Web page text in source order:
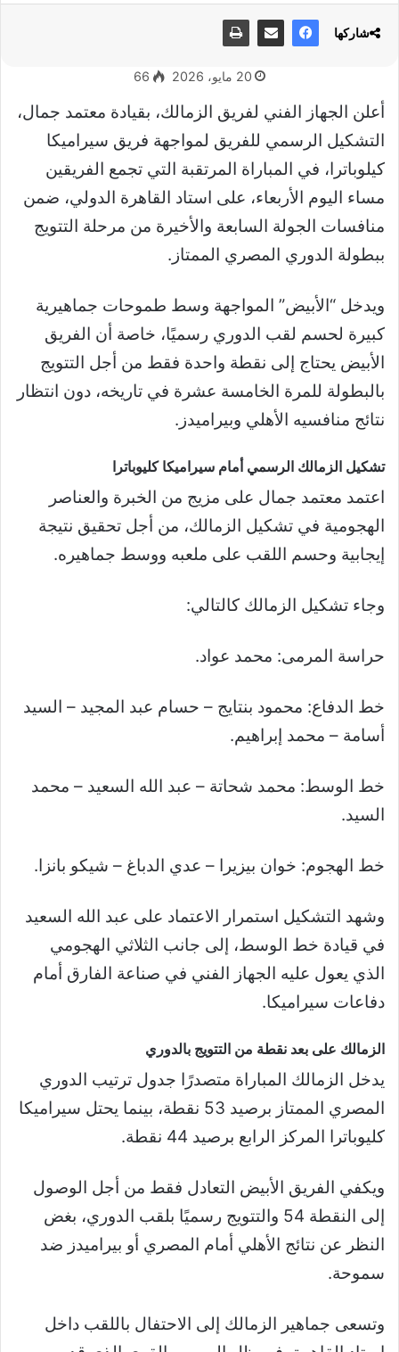
20 مايو، 2026 66
أعلن الجهاز الفني لفريق الزمالك، بقيادة معتمد جمال،
التشكيل الرسمي للفريق لمواجهة فريق سيراميكا
كيلوباترا، في المباراة المرتقبة التي تجمع الفريقين
مساء اليوم الأربعاء، على استاد القاهرة الدولي، ضمن
منافسات الجولة السابعة والأخيرة من مرحلة التتويج
ببطولة الدوري المصري الممتاز.
ويدخل “الأبيض” المواجهة وسط طموحات جماهيرية
كبيرة لحسم لقب الدوري رسميًا، خاصة أن الفريق
الأبيض يحتاج إلى نقطة واحدة فقط من أجل التتويج
بالبطولة للمرة الخامسة عشرة في تاريخه، دون انتظار
نتائج منافسيه الأهلي وبيراميدز.
تشكيل الزمالك الرسمي أمام سيراميكا كليوباترا
اعتمد معتمد جمال على مزيج من الخبرة والعناصر
الهجومية في تشكيل الزمالك، من أجل تحقيق نتيجة
إيجابية وحسم اللقب على ملعبه ووسط جماهيره.
وجاء تشكيل الزمالك كالتالي:
حراسة المرمى: محمد عواد.
خط الدفاع: محمود بنتايج – حسام عبد المجيد – السيد
أسامة – محمد إبراهيم.
خط الوسط: محمد شحاتة – عبد الله السعيد – محمد
السيد.
خط الهجوم: خوان بيزيرا – عدي الدباغ – شيكو بانزا.
وشهد التشكيل استمرار الاعتماد على عبد الله السعيد
في قيادة خط الوسط، إلى جانب الثلاثي الهجومي
الذي يعول عليه الجهاز الفني في صناعة الفارق أمام
دفاعات سيراميكا.
الزمالك على بعد نقطة من التتويج بالدوري
يدخل الزمالك المباراة متصدرًا جدول ترتيب الدوري
المصري الممتاز برصيد 53 نقطة، بينما يحتل سيراميكا
كليوباترا المركز الرابع برصيد 44 نقطة.
ويكفي الفريق الأبيض التعادل فقط من أجل الوصول
إلى النقطة 54 والتتويج رسميًا بلقب الدوري، بغض
النظر عن نتائج الأهلي أمام المصري أو بيراميدز ضد
سموحة.
وتسعى جماهير الزمالك إلى الاحتفال باللقب داخل
شاركها